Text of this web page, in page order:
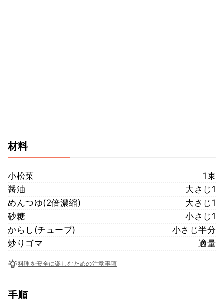
材料
小松菜
1束
醤油
大さじ1
めんつゆ(2倍濃縮)
大さじ1
砂糖
小さじ1
からし(チューブ)
小さじ半分
炒りゴマ
適量
料理を安全に楽しむための注意事項
手順